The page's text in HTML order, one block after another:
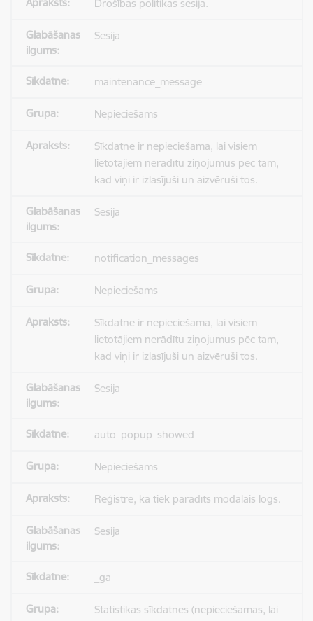
Drošības politikas sesija.
Sesija
maintenance_message
Nepieciešams
Sīkdatne ir nepieciešama, lai visiem
lietotājiem nerādītu ziņojumus pēc tam,
kad viņi ir izlasījuši un aizvēruši tos.
Sesija
notification_messages
Nepieciešams
Sīkdatne ir nepieciešama, lai visiem
lietotājiem nerādītu ziņojumus pēc tam,
kad viņi ir izlasījuši un aizvēruši tos.
Sesija
auto_popup_showed
Nepieciešams
Reģistrē, ka tiek parādīts modālais logs.
Sesija
_ga
Statistikas sīkdatnes (nepieciešamas, lai